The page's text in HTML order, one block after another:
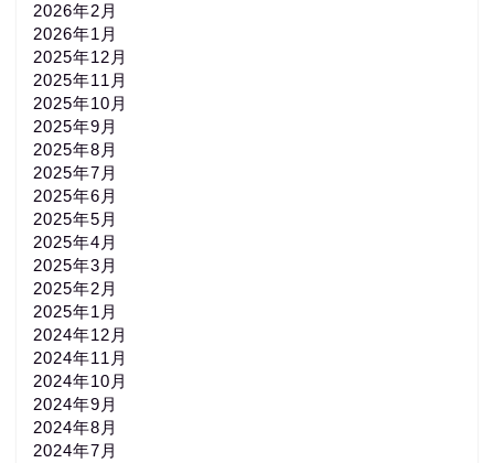
2026年2月
2026年1月
2025年12月
2025年11月
2025年10月
2025年9月
2025年8月
2025年7月
2025年6月
2025年5月
2025年4月
2025年3月
2025年2月
2025年1月
2024年12月
2024年11月
2024年10月
2024年9月
2024年8月
2024年7月